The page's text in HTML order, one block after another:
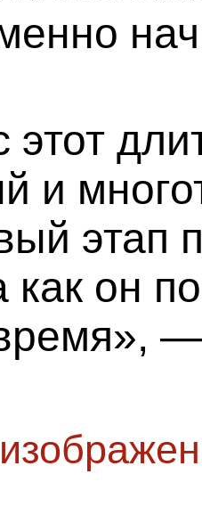
этот
и
этап
как он